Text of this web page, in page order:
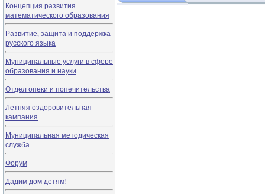
Концепция развития
математического образования
Развитие, защита и поддержка
русского языка
Муниципальные услуги в сфере
образования и науки
Отдел опеки и попечительства
Летняя оздоровительная
кампания
Муниципальная методическая
служба
Форум
Дадим дом детям!